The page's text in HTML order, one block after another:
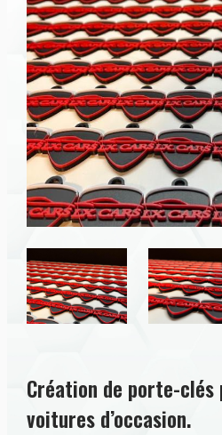
Création de porte-clés
voitures d’occasion.